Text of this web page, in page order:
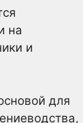
на
и
для